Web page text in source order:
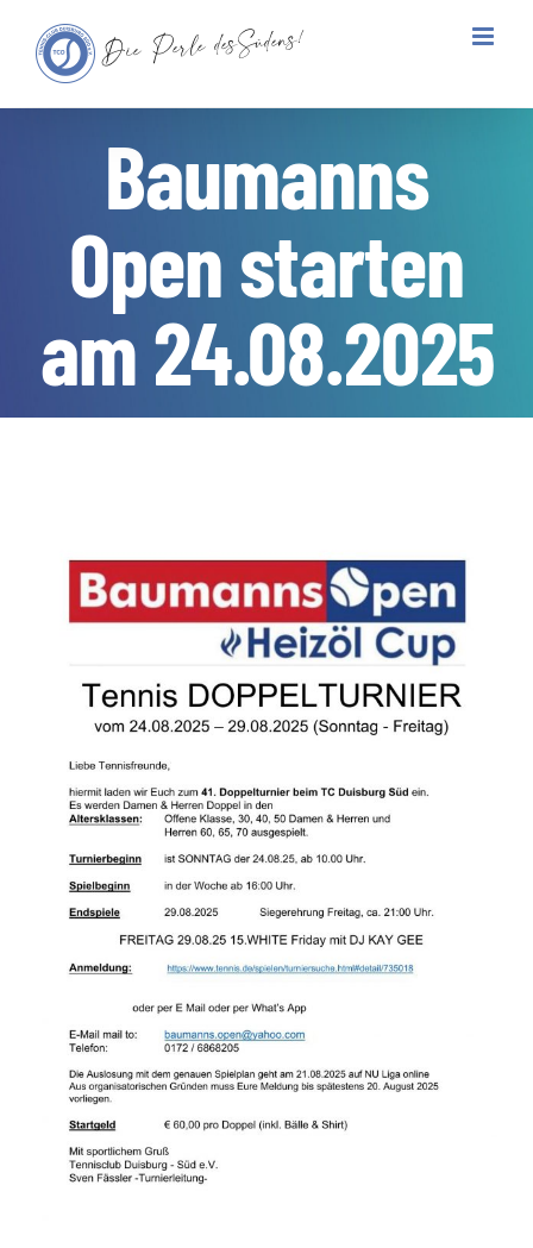
Inhalt
springen
Baumanns
Open starten
am 24.08.2025
grösseres